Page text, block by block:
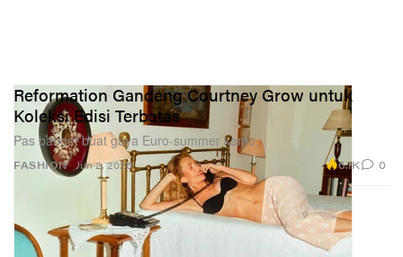
FASHION
Reformation Gandeng Courtney Grow untuk
Koleksi Edisi Terbatas
Pas banget buat gaya Euro-summer kamu.
Jun 2, 2026 6.1K 0